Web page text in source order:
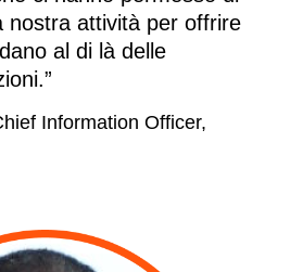
nostra attività per offrire
al di là delle
Information Officer,